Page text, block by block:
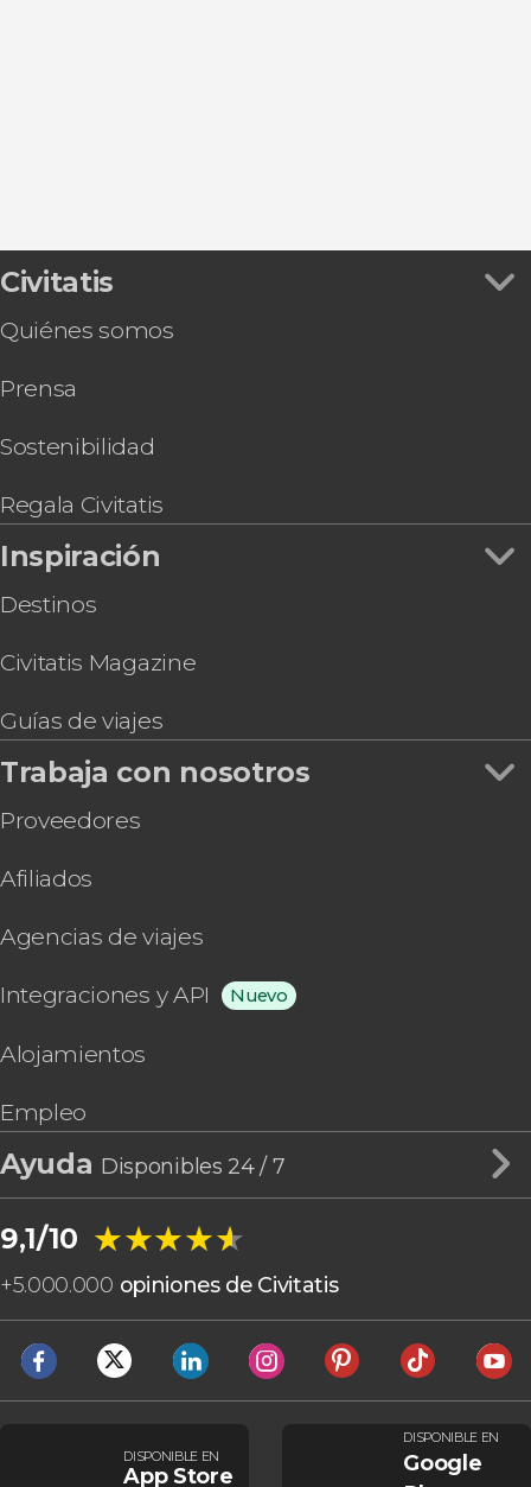
Civitatis
Quiénes somos
Prensa
Sostenibilidad
Regala Civitatis
Inspiración
Destinos
Civitatis Magazine
Guías de viajes
Trabaja con nosotros
Proveedores
Afiliados
Agencias de viajes
Integraciones y API Nuevo
Alojamientos
Empleo
Ayuda Disponibles 24 / 7
9,1/10 ★★★★★
★★★★★
+5.000.000 opiniones de Civitatis
DISPONIBLE EN
App Store
DISPONIBLE EN
Google